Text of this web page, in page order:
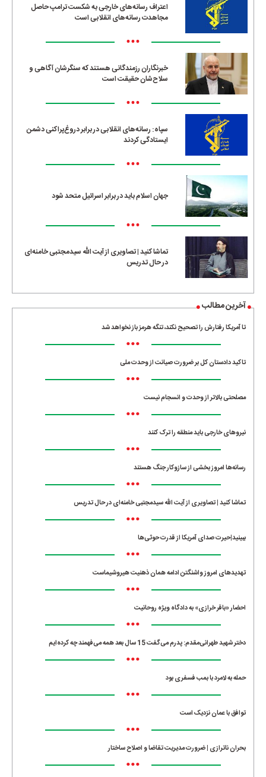
اعتراف رسانه‌های خارجی به شکست ترامپ حاصل
مجاهدت رسانه‌های انقلابی است
•••
خبرنگاران رزمندگانی هستند که سنگرشان آگاهی و
سلاح‌شان حقیقت است
•••
سپاه: رسانه‌های انقلابی در برابر دروغ‌پراکنی دشمن
ایستادگی کردند
•••
جهان اسلام باید در برابر اسرائیل متحد شود
•••
تماشا کنید | تصاویری از آیت الله سیدمجتبی خامنه‌ای
در حال تدریس
آخرین مطالب
تا آمریکا رفتارش را تصحیح نکند، تنگه هرمز باز نخواهد شد
•••
تاکید دادستان کل بر ضرورت صیانت از وحدت ملی
•••
مصلحتی بالاتر از وحدت و انسجام نیست
•••
نیروهای خارجی باید منطقه را ترک کنند
•••
رسانه‌ها امروز بخشی از سازوکار جنگ هستند
•••
تماشا کنید | تصاویری از آیت الله سیدمجتبی خامنه‌ای در حال تدریس
•••
ببینید|حیرت صدای آمریکا از قدرت حوثی‌ها
•••
تهدیدهای امروز واشنگتن ادامه همان ذهنیت هیروشیماست
•••
احضار «باقر خرازی» به دادگاه ویژه روحانیت
•••
دختر شهید طهرانی‌مقدم: پدرم می‌گفت 15 سال بعد همه می‌فهمند چه کرده‌ایم
•••
حمله به لامرد با بمب فسفری بود
•••
توافق با عمان نزدیک است
•••
بحران ناترازی | ضرورت مدیریت تقاضا و اصلاح ساختار
•••